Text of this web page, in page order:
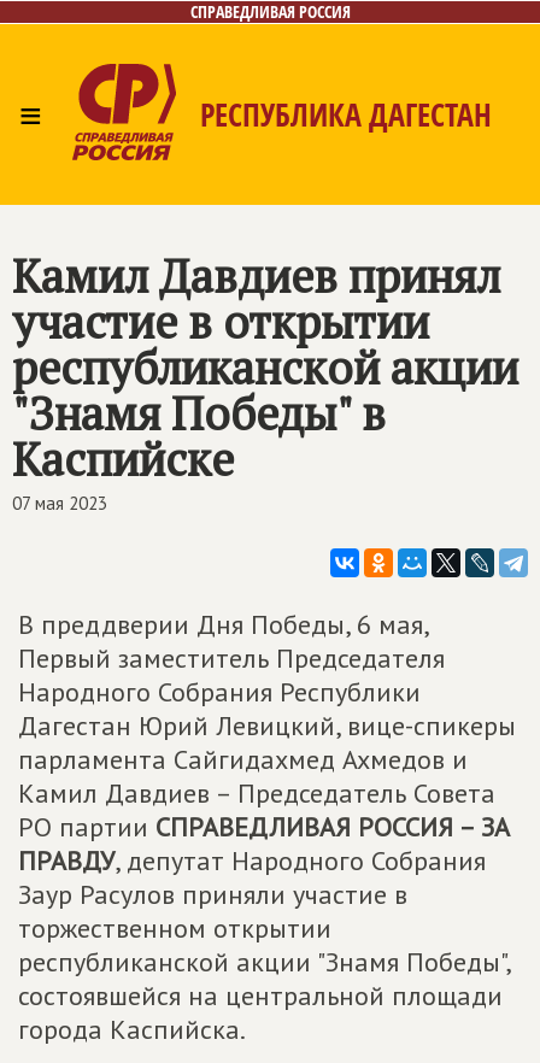
СПРАВЕДЛИВАЯ РОССИЯ
≡ РЕСПУБЛИКА ДАГЕСТАН
Камил Давдиев принял
участие в открытии
республиканской акции
"Знамя Победы" в
Каспийске
07 мая 2023
В преддверии Дня Победы, 6 мая,
Первый заместитель Председателя
Народного Собрания Республики
Дагестан Юрий Левицкий, вице-спикеры
парламента Сайгидахмед Ахмедов и
Камил Давдиев – Председатель Совета
РО партии СПРАВЕДЛИВАЯ РОССИЯ – ЗА
ПРАВДУ, депутат Народного Собрания
Заур Расулов приняли участие в
торжественном открытии
республиканской акции "Знамя Победы",
состоявшейся на центральной площади
города Каспийска.